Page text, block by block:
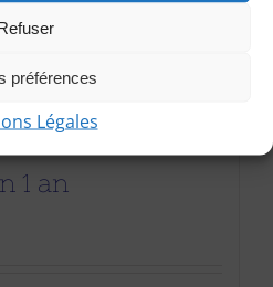
préférences
Légales
1 an